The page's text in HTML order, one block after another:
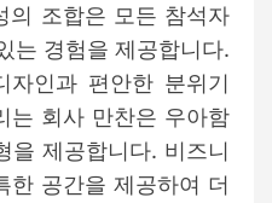
의 조합은 모든 참석자
는 경험을 제공합니다.
자인과 편안한 분위기
는 회사 만찬은 우아함
을 제공합니다. 비즈니
한 공간을 제공하여 더